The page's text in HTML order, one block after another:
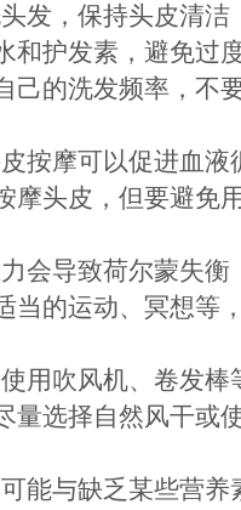
发，保持头皮清洁
和护发素，避免过
己的洗发频率，不
按摩可以促进血液
摩头皮，但要避免
会导致荷尔蒙失衡
当的运动、冥想等
用吹风机、卷发棒
量选择自然风干或
能与缺乏某些营养